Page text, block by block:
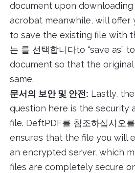
document upon downloading
acrobat meanwhile, will offer
to save the existing file with
는 를 선택합니다to “save as”
document so that the
same.
문서의 보안 및 안전: Lastly,
question here is the security
file. DeftPDF를 참조하십시오
ensures that the file you will
an encrypted server, which
files are completely secure